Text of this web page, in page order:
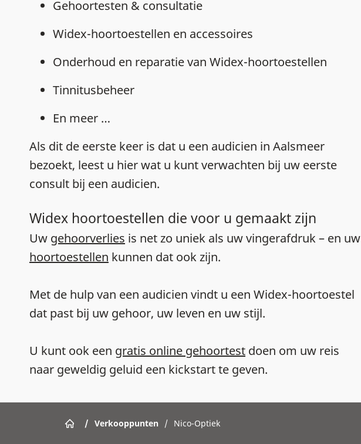
Gehoortesten & consultatie
Widex-hoortoestellen en accessoires
Onderhoud en reparatie van Widex-hoortoestellen
Tinnitusbeheer
En meer …
Als dit de eerste keer is dat u een audicien in Aalsmeer
bezoekt, leest u hier wat u kunt verwachten bij uw eerste
consult bij een audicien.
Widex hoortoestellen die voor u gemaakt zijn
Uw gehoorverlies is net zo uniek als uw vingerafdruk – en uw
hoortoestellen kunnen dat ook zijn.
Met de hulp van een audicien vindt u een Widex-hoortoestel
dat past bij uw gehoor, uw leven en uw stijl.
U kunt ook een gratis online gehoortest doen om uw reis
naar geweldig geluid een kickstart te geven.
/ Verkooppunten / Nico-Optiek